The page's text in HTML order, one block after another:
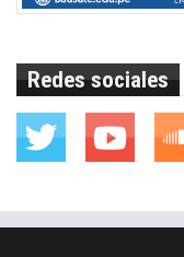
Redes sociales